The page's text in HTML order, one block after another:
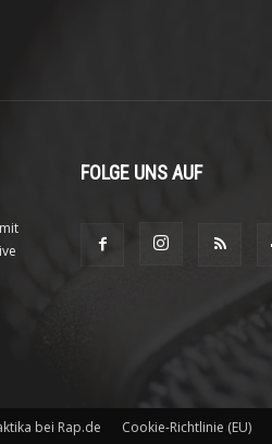
FOLGE UNS AUF
bei Rap.de Cookie-Richtlinie (EU)